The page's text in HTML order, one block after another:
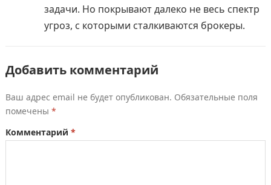
задачи. Но покрывают далеко не весь спектр
угроз, с которыми сталкиваются брокеры.
Добавить комментарий
Ваш адрес email не будет опубликован. Обязательные поля
помечены *
Комментарий *